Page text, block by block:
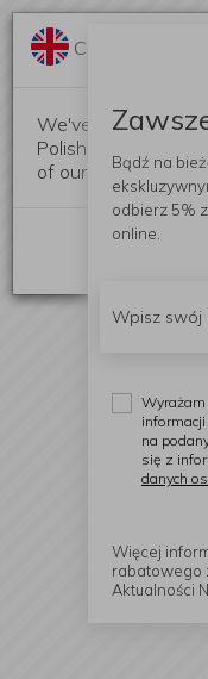
Change
We've detected
Polish. Would you
of our website?
Bądź na
odbierz 5%
online.
na
się z
danych
Więcej
rabatowego
Aktualności